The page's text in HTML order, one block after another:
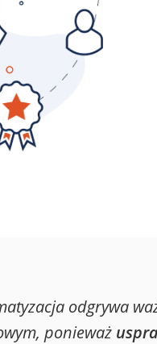
lojalnościowego w
odgrywa
ponieważ